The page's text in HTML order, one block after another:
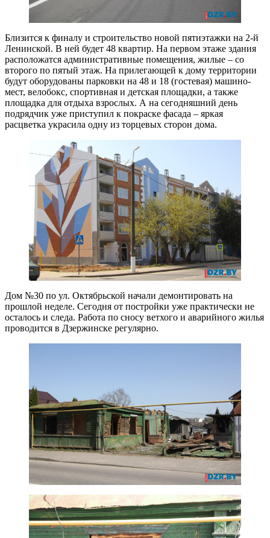
Близится к финалу и строительство новой пятиэтажки на 2-й
Ленинской. В ней будет 48 квартир. На первом этаже здания
расположатся административные помещения, жилые – со
второго по пятый этаж. На прилегающей к дому территории
будут оборудованы парковки на 48 и 18 (гостевая) машино-
мест, велобокс, спортивная и детская площадки, а также
площадка для отдыха взрослых. А на сегодняшний день
подрядчик уже приступил к покраске фасада – яркая
расцветка украсила одну из торцевых сторон дома.
Дом №30 по ул. Октябрьской начали демонтировать на
прошлой неделе. Сегодня от постройки уже практически не
осталось и следа. Работа по сносу ветхого и аварийного жилья
проводится в Дзержинске регулярно.